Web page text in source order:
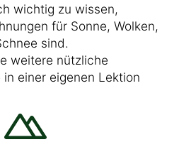
wichtig zu wissen,
für Sonne, Wolken,
sind.
weitere nützliche
einer eigenen Lektion